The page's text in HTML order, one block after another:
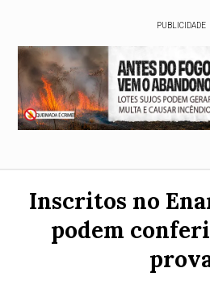
PUBLICIDADE
Inscritos no
podem